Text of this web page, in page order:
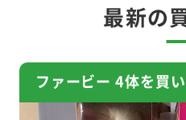
最新の
ファービー 4体を買